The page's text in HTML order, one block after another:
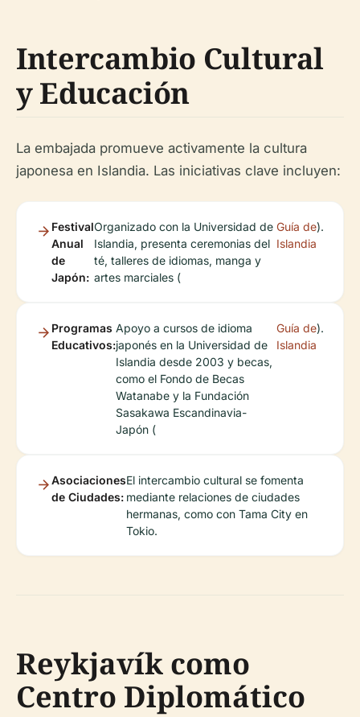
Intercambio Cultural
y Educación
La embajada promueve activamente la cultura
japonesa en Islandia. Las iniciativas clave incluyen:
Festival
Anual
de
Japón:
Organizado con la Universidad de
Islandia, presenta ceremonias del
té, talleres de idiomas, manga y
artes marciales (
Guía de
Islandia
).
Programas
Educativos:
Apoyo a cursos de idioma
japonés en la Universidad de
Islandia desde 2003 y becas,
como el Fondo de Becas
Watanabe y la Fundación
Sasakawa Escandinavia-
Japón (
Guía de
Islandia
).
Asociaciones
de Ciudades:
El intercambio cultural se fomenta
mediante relaciones de ciudades
hermanas, como con Tama City en
Tokio.
Reykjavík como
Centro Diplomático